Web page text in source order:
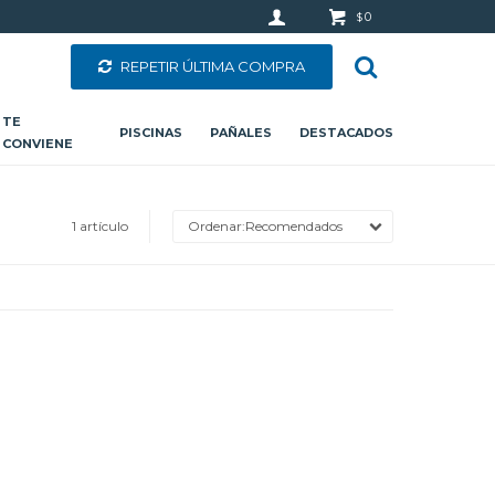
TE
CONVIENE
PISCINAS PAÑALES DESTACADOS
REPETIR ÚLTIMA COMPRA
$0
1 artículo Recomendados